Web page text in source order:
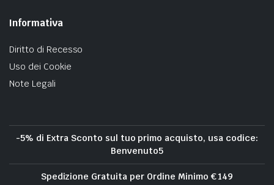
Informativa
Diritto di Recesso
Uso dei Cookie
Note Legali
-5% di Extra Sconto sul tuo primo acquisto, usa codice:
Benvenuto5
Spedizione Gratuita per Ordine Minimo € 149